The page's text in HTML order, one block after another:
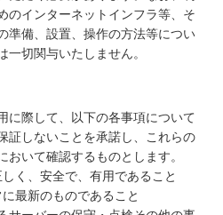
のインターネットインフラ等、そ
準備、設置、操作の方法等につい
一切関与いたしません。
に際して、以下の各事項について
証しないことを承諾し、これらの
おいて確認するものとします。
く、安全で、有用であること
最新のものであること